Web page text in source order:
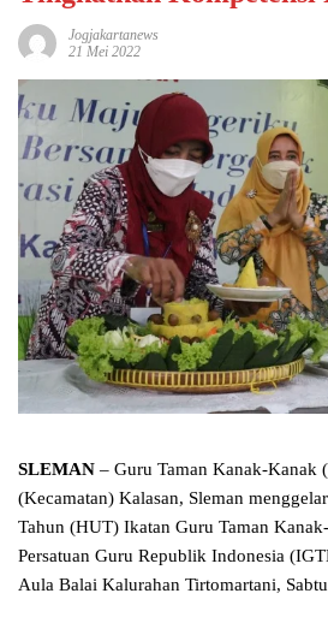
Jogjakartanews
21 Mei 2022
SLEMAN – Guru Taman Kanak-Kanak
(Kecamatan) Kalasan, Sleman
Tahun (HUT) Ikatan Guru Taman
Persatuan Guru Republik Indonesia
Aula Balai Kalurahan Tirtomartani,